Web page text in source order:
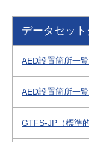
データセッ
AED設置箇所一
AED設置箇所一
GTFS-JP（標準